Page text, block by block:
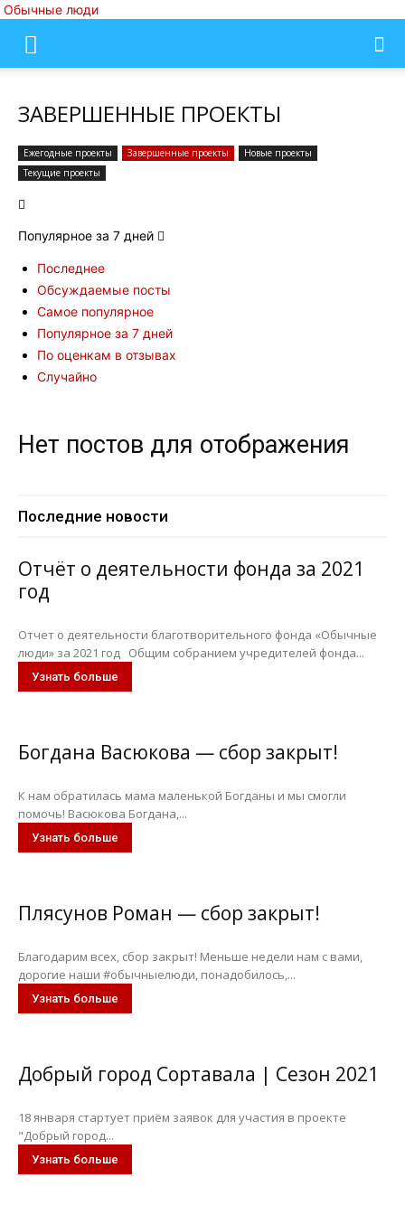
Обычные люди
ЗАВЕРШЕННЫЕ ПРОЕКТЫ
Ежегодные проекты Завершенные проекты
Новые проекты
Текущие проекты
Популярное за 7 дней
Последнее
Обсуждаемые посты
Самое популярное
Популярное за 7 дней
По оценкам в отзывах
Случайно
Нет постов для отображения
Последние новости
Отчёт о деятельности фонда за 2021
год
Отчет о деятельности благотворительного фонда «Обычные
люди» за 2021 год Общим собранием учредителей фонда...
Узнать больше
Богдана Васюкова — сбор закрыт!
К нам обратилась мама маленькой Богданы и мы смогли
помочь! Васюкова Богдана,...
Узнать больше
Плясунов Роман — сбор закрыт!
Благодарим всех, сбор закрыт! Меньше недели нам с вами,
дорогие наши #обычныелюди, понадобилось,...
Узнать больше
Добрый город Сортавала | Сезон 2021
18 января стартует приём заявок для участия в проекте
"Добрый город...
Узнать больше